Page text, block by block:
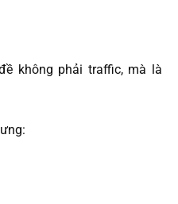
không phải traffic, mà là